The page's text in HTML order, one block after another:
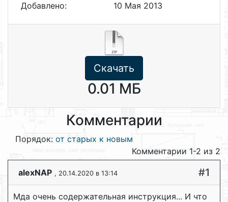
Добавлено:
10 Мая 2013
Скачать
0.01 МБ
Комментарии
Порядок: от старых к новым
Комментарии 1-2 из 2
alexNAP , 20.14.2020 в 13:14 #1
Мда очень содержательная инструкция... И что